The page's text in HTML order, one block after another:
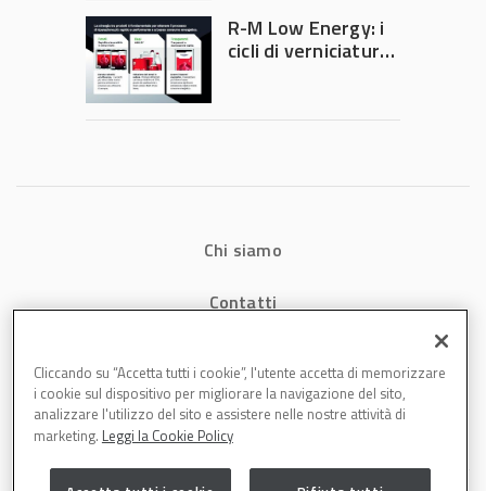
diventa ingegneria
di precisione
R-M Low Energy: i
cicli di verniciatura
tempi e costi in
Chi siamo
Contatti
Cookies
Cliccando su “Accetta tutti i cookie”, l'utente accetta di memorizzare
i cookie sul dispositivo per migliorare la navigazione del sito,
analizzare l'utilizzo del sito e assistere nelle nostre attività di
marketing. Leggi la Cookie Policy